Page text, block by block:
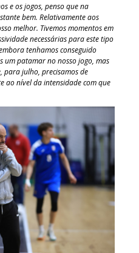
e os jogos, penso que na
bem. Relativamente aos
melhor. Tivemos momentos em
necessárias para este tipo
tenhamos conseguido
um patamar no nosso jogo, mas
para julho, precisamos de
ao nível da intensidade com que